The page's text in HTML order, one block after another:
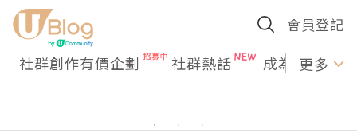
會員登記
社群創作有價企劃 社群熱話 成為U更多